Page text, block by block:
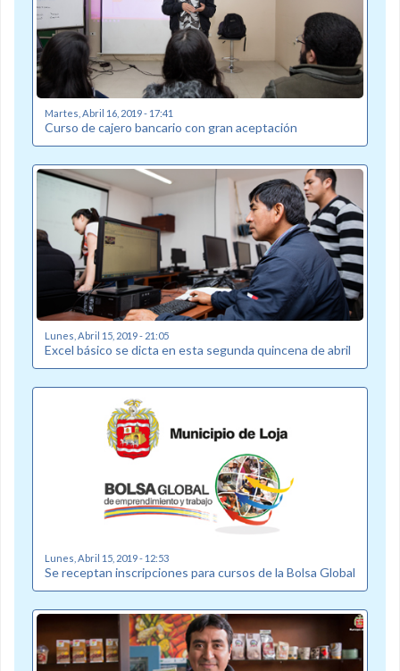
Martes, Abril 16, 2019 - 17:41
Curso de cajero bancario con gran aceptación
Lunes, Abril 15, 2019 - 21:05
Excel básico se dicta en esta segunda quincena de abril
Lunes, Abril 15, 2019 - 12:53
Se receptan inscripciones para cursos de la Bolsa Global